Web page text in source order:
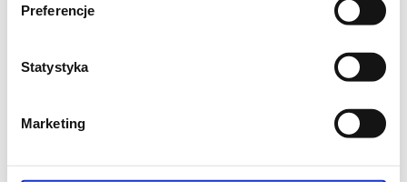
Preferencje
Statystyka
Marketing